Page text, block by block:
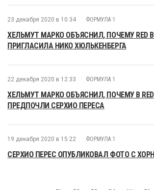
23 декабря 2020 в 10:34 ФОРМУЛА 1
ХЕЛЬМУТ МАРКО ОБЪЯСНИЛ, ПОЧЕМУ RED
ПРИГЛАСИЛА НИКО ХЮЛЬКЕНБЕРГА
22 декабря 2020 в 12:33 ФОРМУЛА 1
ХЕЛЬМУТ МАРКО ОБЪЯСНИЛ, ПОЧЕМУ В RED
ПРЕДПОЧЛИ СЕРХИО ПЕРЕСА
19 декабря 2020 в 15:22 ФОРМУЛА 1
СЕРХИО ПЕРЕС ОПУБЛИКОВАЛ ФОТО С